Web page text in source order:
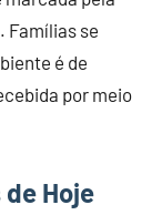
Famílias se
é de
por meio
Hoje